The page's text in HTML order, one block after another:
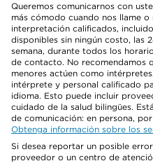
Queremos comunicarnos con
más cómodo cuando nos llame
interpretación calificados,
disponibles sin ningún costo, las
semana, durante todos los
de contacto. No recomendamos
menores actúen como
intérprete y personal calificado
idioma. Esto puede incluir
cuidado de la salud bilingües.
de comunicación: en persona,
Obtenga información sobre los
Si desea reportar un posible
proveedor o un centro de